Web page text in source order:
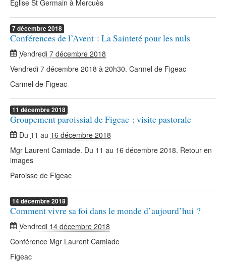
Eglise St Germain à Mercuès
7décembre2018
Conférences de l’Avent : La Sainteté pour les nuls
Vendredi 7 décembre 2018
Vendredi 7 décembre 2018 à 20h30. Carmel de Figeac
Carmel de Figeac
11 décembre2018
Groupement paroissial de Figeac : visite pastorale
Du 11 au 16 décembre 2018
Mgr Laurent Camiade. Du 11 au 16 décembre 2018. Retour en
images
Paroisse de Figeac
14décembre2018
Comment vivre sa foi dans le monde d’aujourd’hui ?
Vendredi 14 décembre 2018
Conférence Mgr Laurent Camiade
Figeac